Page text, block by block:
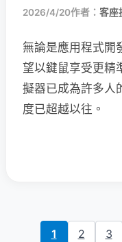
2026/4/20作者： 客座
無論是應用程式開
望以鍵鼠享受更精
擬器已成為許多人
度已超越以往。
1 2 3